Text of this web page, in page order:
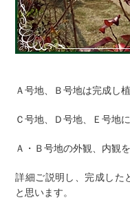
Ａ号地、Ｂ号地は完成し
Ｃ号地、Ｄ号地、Ｅ号地
Ａ・Ｂ号地の外観、内観
詳細ご説明し、完成した
と思います。